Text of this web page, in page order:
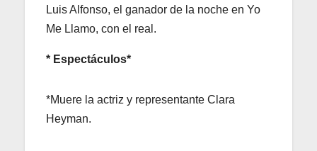
Luis Alfonso, el ganador de la noche en Yo
Me Llamo, con el real.
* Espectáculos*
*Muere la actriz y representante Clara
Heyman.